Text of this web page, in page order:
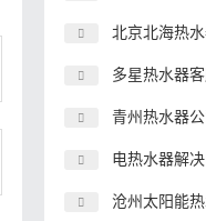
北京北海热
多星热水器客
青州热水器公司
电热水器解
沧州太阳能热水器回